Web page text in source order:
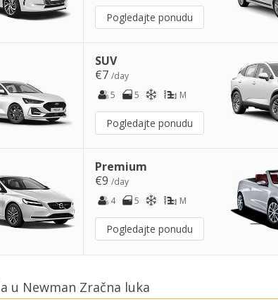
Pogledajte ponudu
SUV
€7/day
5
5 M
Pogledajte ponudu
Premium
€9/day
4
5 M
Pogledajte ponudu
u Newman Zračna luka